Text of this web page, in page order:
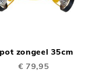
zongeel 35cm
€ 79,95